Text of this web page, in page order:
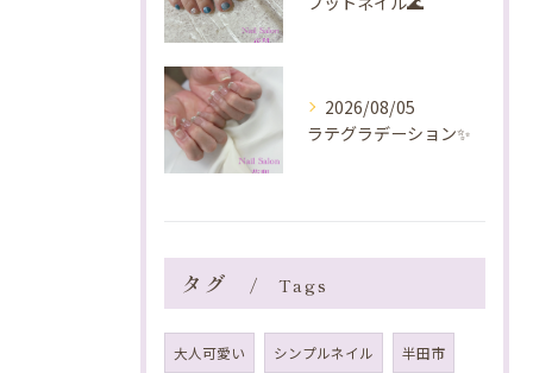
2026/08/05
ラテグラデーション✨️
タグ Tags
大人可愛い シンプルネイル 半田市